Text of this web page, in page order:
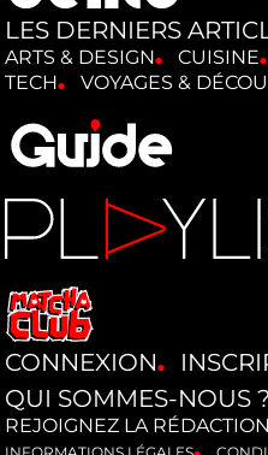
LES DERNIERS
ARTS & DESIGN CUISINE
TECH
VOYAGES &
CONNEXION
QUI SOMMES-NOUS
REJOIGNEZ LA